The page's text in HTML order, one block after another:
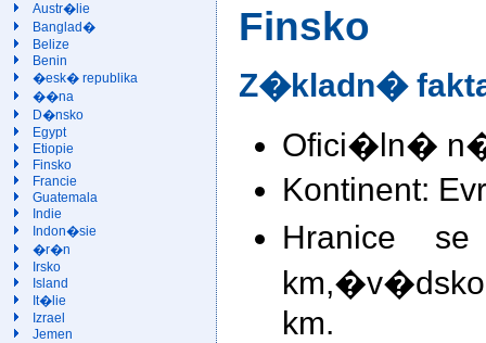
Austr�lie
Banglad�
Belize
Benin
�esk� republika
��na
D�nsko
Egypt
Etiopie
Finsko
Francie
Guatemala
Indie
Indon�sie
�r�n
Irsko
Island
It�lie
Izrael
Jemen
Finsko
Z�kladn�
Ofici�ln�
Kontinent:
Hranice
km.